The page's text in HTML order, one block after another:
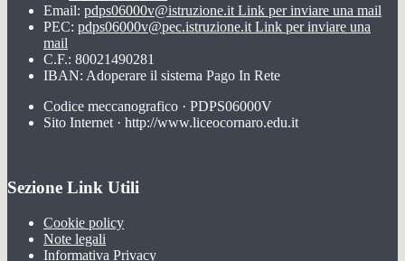
Email: pdps06000v@istruzione.it Link per inviare una mail
PEC: pdps06000v@pec.istruzione.it Link per inviare una
mail
C.F.: 80021490281
IBAN: Adoperare il sistema Pago In Rete
Codice meccanografico · PDPS06000V
Sito Internet · http://www.liceocornaro.edu.it
Sezione Link Utili
Cookie policy
Note legali
Informativa Privacy